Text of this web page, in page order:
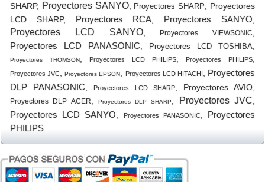
SHARP, Proyectores SANYO, Proyectores SHARP
Proyectores
LCD SHARP, Proyectores RCA Proyectores SANYO
Proyectores LCD SANYO, Proyectores VIEWSONIC
Proyectores LCD PANASONIC Proyectores LCD TOSHIBA
Proyectores THOMSON,Proyectores LCD PHILIPS,Proyectores PHILIPS
Proyectores JVC ,Proyectores EPSON Proyectores LCD HITACHI
Proyectores
DLP PANASONIC ,Proyectores LCD SHARP, Proyectores AVIO
Proyectores DLP ACER Proyectores DLP SHARP Proyectores JVC
Proyectores LCD SANYO Proyectores PANASONIC, Proyectores
PHILIPS